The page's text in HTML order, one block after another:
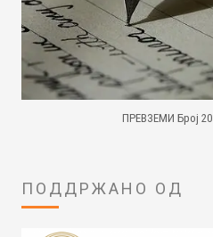
ПРЕВЗЕМИ Број 20
ПОДДРЖАНО ОД